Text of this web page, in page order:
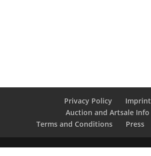
Privacy Policy
Imprint
Auction and Artsale Info
Terms and Conditions
Press